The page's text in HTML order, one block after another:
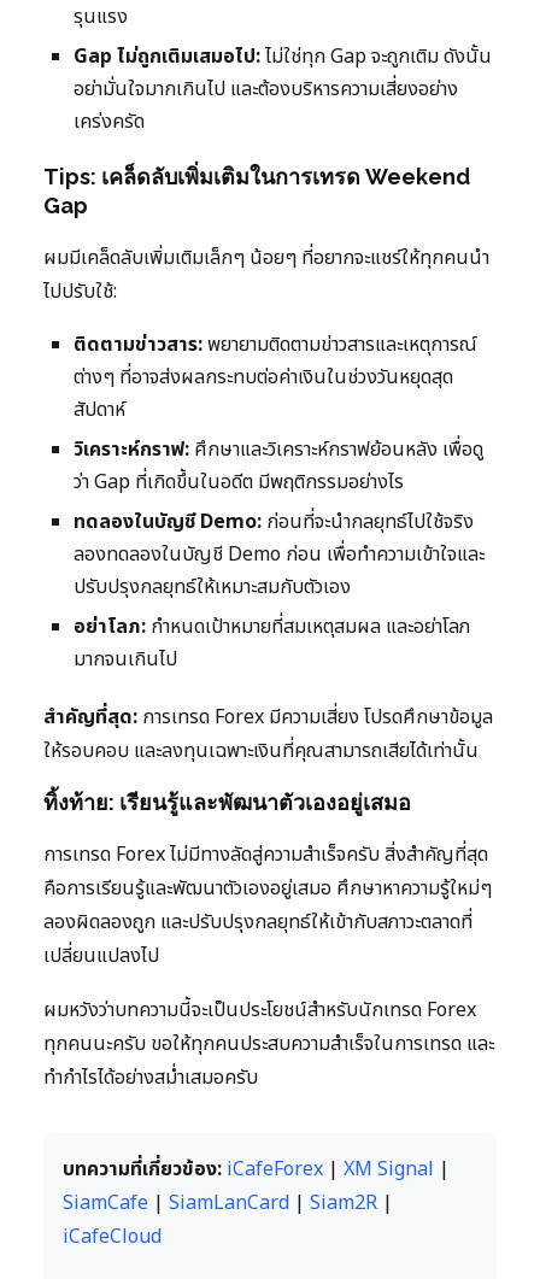
รุนแรง
Gap ไม่ถูกเติมเสมอไป:ไม่ใช่ทุก Gap จะถูกเติม ดังนั้น
อย่ามั่นใจมากเกินไป และต้องบริหารความเสี่ยงอย่าง
เคร่งครัด
Tips: เคล็ดลับเพิ่มเติมในการเทรด Weekend
Gap
ผมมีเคล็ดลับเพิ่มเติมเล็กๆ น้อยๆ ที่อยากจะแชร์ให้ทุกคนนำ
ไปปรับใช้:
ติดตามข่าวสาร:พยายามติดตามข่าวสารและเหตุการณ์
ต่างๆ ที่อาจส่งผลกระทบต่อค่าเงินในช่วงวันหยุดสุด
สัปดาห์
วิเคราะห์กราฟ: ศึกษาและวิเคราะห์กราฟย้อนหลัง เพื่อดู
ว่า Gap ที่เกิดขึ้นในอดีต มีพฤติกรรมอย่างไร
ทดลองในบัญชี Demo: ก่อนที่จะนำกลยุทธ์ไปใช้จริง
ลองทดลองในบัญชี Demo ก่อน เพื่อทำความเข้าใจและ
ปรับปรุงกลยุทธ์ให้เหมาะสมกับตัวเอง
อย่าโลภ: กำหนดเป้าหมายที่สมเหตุสมผล และอย่าโลภ
มากจนเกินไป
สำคัญที่สุด: การเทรด Forex มีความเสี่ยง โปรดศึกษาข้อมูล
ให้รอบคอบ และลงทุนเฉพาะเงินที่คุณสามารถเสียได้เท่านั้น
ทิ้งท้าย: เรียนรู้และพัฒนาตัวเองอยู่เสมอ
การเทรด Forex ไม่มีทางลัดสู่ความสำเร็จครับ สิ่งสำคัญที่สุด
คือการเรียนรู้และพัฒนาตัวเองอยู่เสมอ ศึกษาหาความรู้ใหม่ๆ
ลองผิดลองถูก และปรับปรุงกลยุทธ์ให้เข้ากับสภาวะตลาดที่
เปลี่ยนแปลงไป
ผมหวังว่าบทความนี้จะเป็นประโยชน์สำหรับนักเทรด Forex
ทุกคนนะครับ ขอให้ทุกคนประสบความสำเร็จในการเทรด และ
ทำกำไรได้อย่างสม่ำเสมอครับ
บทความที่เกี่ยวข้อง: iCafeForex | XM Signal |
SiamCafe | SiamLanCard | Siam2R |
iCafeCloud